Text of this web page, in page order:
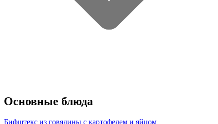
Основные блюда
Бифштекс из говядины с картофелем и яйцом